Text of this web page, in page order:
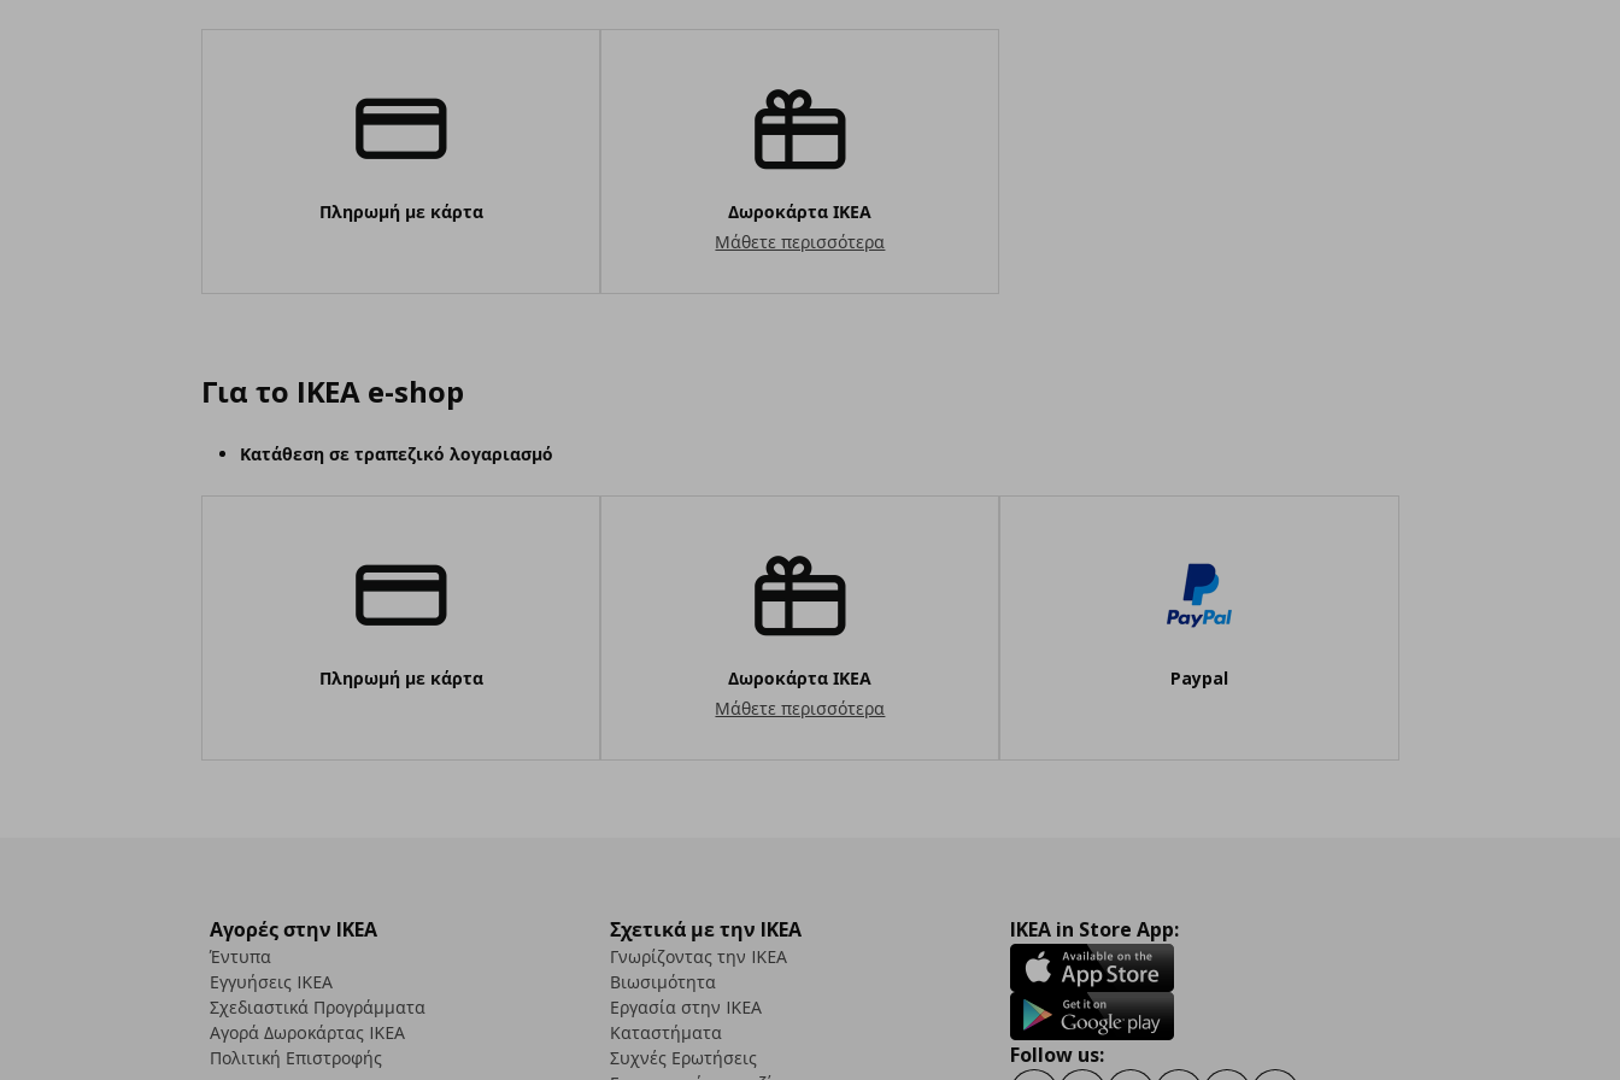
Πληρωμή με κάρτα
Δωροκάρτα ΙΚΕΑ
Μάθετε περισσότερα
Για το IKEA e-shop
Κατάθεση σε τραπεζικό λογαριασμό
Πληρωμή με κάρτα
Δωροκάρτα ΙΚΕΑ
Μάθετε περισσότερα
Paypal
Αγορές στην IKEA
Έντυπα
Εγγυήσεις IKEA
Σχεδιαστικά Προγράμματα
Αγορά Δωρoκάρτας IKEA
Πολιτική Επιστροφής
Σχετικά με την IKEA
Γνωρίζοντας την IKEA
Βιωσιμότητα
Εργασία στην IKEA
Καταστήματα
Συχνές Ερωτήσεις
IKEA in Store App:
Follow us: